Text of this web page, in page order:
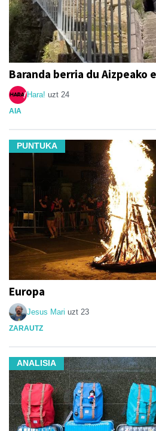
Baranda berria du Aizpeako
Hara! uzt 24
AIA
PUNTUKA
Europa
Jesus Mari uzt 23
ZARAUTZ
ANALISIA